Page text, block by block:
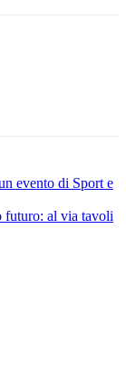
evento di Sport e
futuro: al via tavoli